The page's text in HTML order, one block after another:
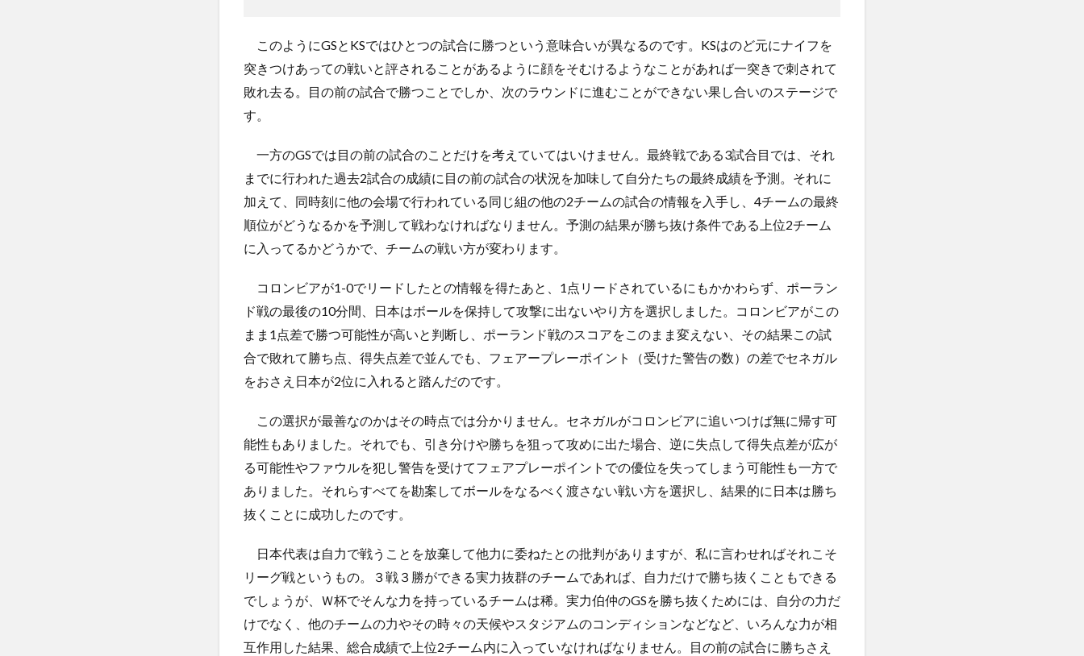
このようにGSとKSではひとつの試合に勝つという意味合いが異なるのです。KSはのど元にナイフを
突きつけあっての戦いと評されることがあるように顔をそむけるようなことがあれば一突きで刺されて
敗れ去る。目の前の試合で勝つことでしか、次のラウンドに進むことができない果し合いのステージで
す。
一方のGSでは目の前の試合のことだけを考えていてはいけません。最終戦である3試合目では、それ
までに行われた過去2試合の成績に目の前の試合の状況を加味して自分たちの最終成績を予測。それに
加えて、同時刻に他の会場で行われている同じ組の他の2チームの試合の情報を入手し、4チームの最終
順位がどうなるかを予測して戦わなければなりません。予測の結果が勝ち抜け条件である上位2チーム
に入ってるかどうかで、チームの戦い方が変わります。
コロンビアが1-0でリードしたとの情報を得たあと、1点リードされているにもかかわらず、ポーラン
ド戦の最後の10分間、日本はボールを保持して攻撃に出ないやり方を選択しました。コロンビアがこの
まま1点差で勝つ可能性が高いと判断し、ポーランド戦のスコアをこのまま変えない、その結果この試
合で敗れて勝ち点、得失点差で並んでも、フェアープレーポイント（受けた警告の数）の差でセネガル
をおさえ日本が2位に入れると踏んだのです。
この選択が最善なのかはその時点では分かりません。セネガルがコロンビアに追いつけば無に帰す可
能性もありました。それでも、引き分けや勝ちを狙って攻めに出た場合、逆に失点して得失点差が広が
る可能性やファウルを犯し警告を受けてフェアプレーポイントでの優位を失ってしまう可能性も一方で
ありました。それらすべてを勘案してボールをなるべく渡さない戦い方を選択し、結果的に日本は勝ち
抜くことに成功したのです。
日本代表は自力で戦うことを放棄して他力に委ねたとの批判がありますが、私に言わせればそれこそ
リーグ戦というもの。３戦３勝ができる実力抜群のチームであれば、自力だけで勝ち抜くこともできる
でしょうが、Ｗ杯でそんな力を持っているチームは稀。実力伯仲のGSを勝ち抜くためには、自分の力だ
けでなく、他のチームの力やその時々の天候やスタジアムのコンディションなどなど、いろんな力が相
互作用した結果、総合成績で上位2チーム内に入っていなければなりません。目の前の試合に勝ちさえ